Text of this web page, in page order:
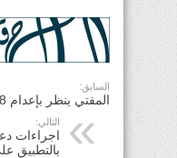
السابق:
المفتي ينظر بإعدام 528 مؤيداً لمرسي
التالي:
اجراءات
بالتطبيق